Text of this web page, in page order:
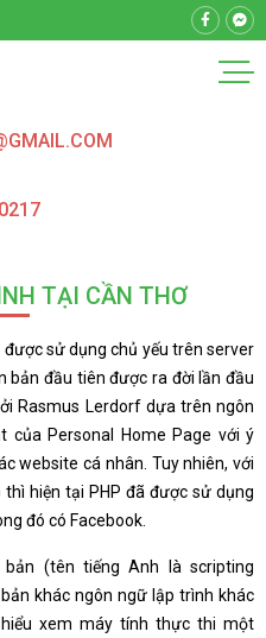
TẠI CẦN THƠ
sử dụng chủ yếu trên server
bản đầu tiên được ra đời lần đầu
Rasmus Lerdorf dựa trên ngôn
của Personal Home Page với ý
website cá nhân. Tuy nhiên, với
hiện tại PHP đã được sử dụng
đó có Facebook.
(tên tiếng Anh là scripting
khác ngôn ngữ lập trình khác
xem máy tính thực thi một